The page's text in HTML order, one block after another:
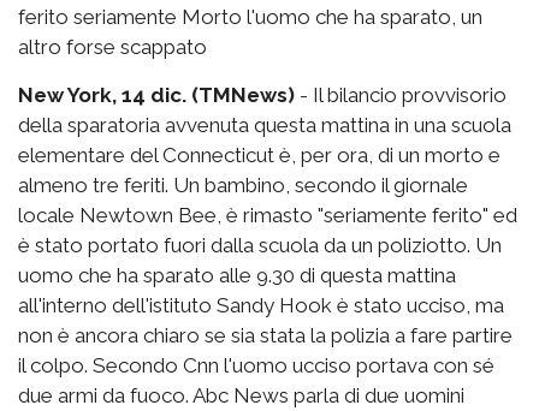
ferito seriamente Morto l'uomo che ha sparato, un
altro forse scappato
New York, 14 dic. (TMNews) - Il bilancio provvisorio
della sparatoria avvenuta questa mattina in una scuola
elementare del Connecticut è, per ora, di un morto e
almeno tre feriti. Un bambino, secondo il giornale
locale Newtown Bee, è rimasto "seriamente ferito" ed
è stato portato fuori dalla scuola da un poliziotto. Un
uomo che ha sparato alle 9.30 di questa mattina
all'interno dell'istituto Sandy Hook è stato ucciso, ma
non è ancora chiaro se sia stata la polizia a fare partire
il colpo. Secondo Cnn l'uomo ucciso portava con sé
due armi da fuoco. Abc News parla di due uomini